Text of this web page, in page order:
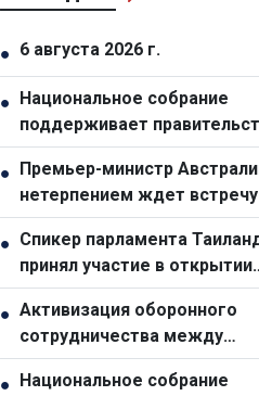
● 6 августа 2026 г.
● Национальное собрание
поддерживает
ради двузначного роста
● Премьер-министр
нетерпением ждет
генсеком ЦК КПВ,
Вьетнама То Ламом
● Спикер парламента
принял участие в открытии
выставки, посвященной 50-
летию отношений с
● Активизация оборонного
сотрудничества между
Вьетнамом и Малайзией
● Национальное собрание